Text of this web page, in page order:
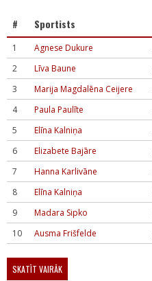
# Sportists
1 Agnese Dukure
2
Līva Baune
3
Marija Magdalēna Ceijere
4
Paula Paulīte
5
Elīna Kalniņa
6
Elizabete Bajāre
7
Hanna Karlivāne
8
Elīna Kalniņa
9
Madara Sipko
10
Ausma Frišfelde
SKATĪT VAIRĀK